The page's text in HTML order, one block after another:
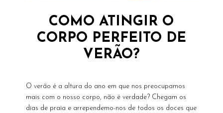
COMO ATINGIR O
CORPO PERFEITO DE
VERÃO?
O verão é a altura do ano em que nos preocupamos
mais com o nosso corpo, não é verdade? Chegam os
dias de praia e arrependemo-nos de todos os doces que